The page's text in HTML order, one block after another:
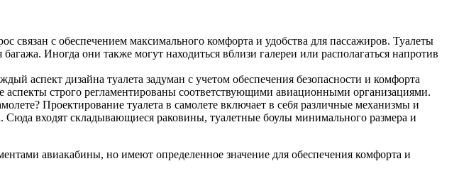
связан с обеспечением максимального комфорта и удобства для пассажиров. Туалеты
Иногда они также могут находиться вблизи галереи или располагаться напротив
аспект дизайна туалета задуман с учетом обеспечения безопасности и комфорта
строго регламентированы соответствующими авиационными организациями.
Проектирование туалета в самолете включает в себя различные механизмы и
Сюда входят складывающиеся раковины, туалетные боулы минимального размера и
авиакабины, но имеют определенное значение для обеспечения комфорта и